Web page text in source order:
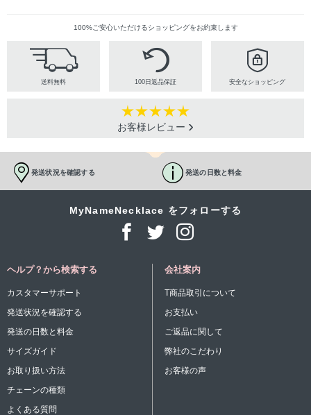
100%ご安心いただけるショッピングをお約束します
送料無料 100日返品保証 安全なショッピング
お客様レビュー
発送状況を確認する 発送の日数と料金
MyNameNecklace をフォローする
ヘルプ？から検索する
カスタマーサポート
発送状況を確認する
発送の日数と料金
サイズガイド
お取り扱い方法
チェーンの種類
よくある質問
会社案内
T商品取引について
お支払い
ご返品に関して
弊社のこだわり
お客様の声